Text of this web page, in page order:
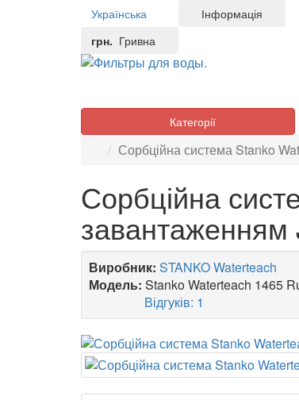
Українська
грн. Гривна
Інформація
Категорії
Сорбційна система Stanko
Сорбційна
завантаженням
Виробник: STANKO Waterteach
Модель: Stanko Waterteach 1465
Відгуків: 1